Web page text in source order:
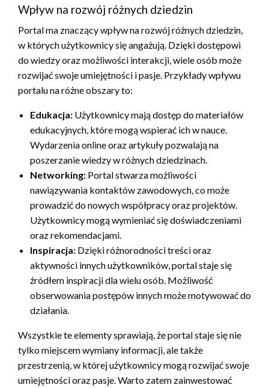
Wpływ na rozwój różnych dziedzin
Portal ma znaczący wpływ na rozwój różnych dziedzin,
w których użytkownicy się angażują. Dzięki dostępowi
do wiedzy oraz możliwości interakcji, wiele osób może
rozwijać swoje umiejętności i pasje. Przykłady wpływu
portalu na różne obszary to:
Edukacja: Użytkownicy mają dostęp do materiałów
edukacyjnych, które mogą wspierać ich w nauce.
Wydarzenia online oraz artykuły pozwalają na
poszerzanie wiedzy w różnych dziedzinach.
Networking: Portal stwarza możliwości
nawiązywania kontaktów zawodowych, co może
prowadzić do nowych współpracy oraz projektów.
Użytkownicy mogą wymieniać się doświadczeniami
oraz rekomendacjami.
Inspiracja: Dzięki różnorodności treści oraz
aktywności innych użytkowników, portal staje się
źródłem inspiracji dla wielu osób. Możliwość
obserwowania postępów innych może motywować do
działania.
Wszystkie te elementy sprawiają, że portal staje się nie
tylko miejscem wymiany informacji, ale także
przestrzenią, w której użytkownicy mogą rozwijać swoje
umiejętności oraz pasje. Warto zatem zainwestować